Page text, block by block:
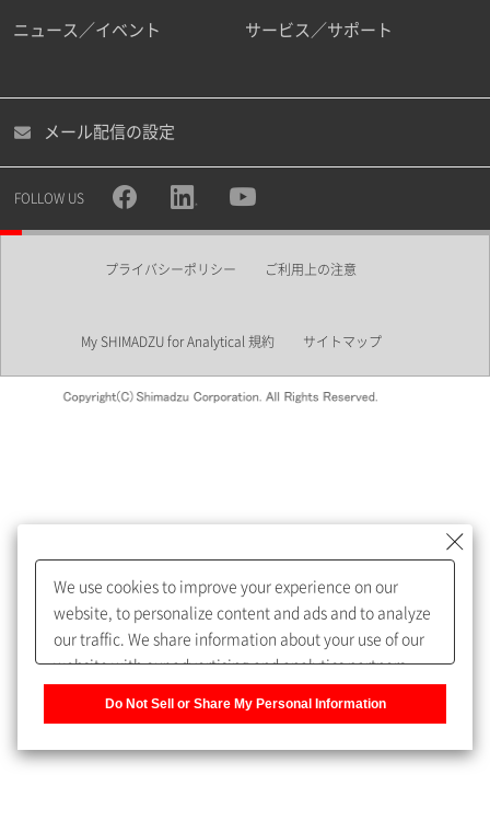
職種
めします。
My SHIMADZU for Analyticalへ登録いただくと、技術情報や
取扱説明書・Webinarなどの閲覧ができます。
うになります。
ニュース／イベント サービス／サポート
メール配信の設定
FOLLOW US
プライバシーポリシー ご利用上の注意
My SHIMADZU for Analytical 規約 サイトマップ
We use cookies to improve your experience on our
website, to personalize content and ads and to analyze
our traffic. We share information about your use of our
website with our advertising and analytics partners,
Do Not Sell or Share My Personal Information